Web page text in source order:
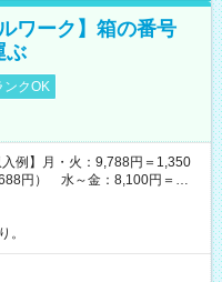
ワーク】箱の番号
ぶ
ンクOK
例】月・火：9,788円＝1,350
円） 水～金：8,100円＝
。